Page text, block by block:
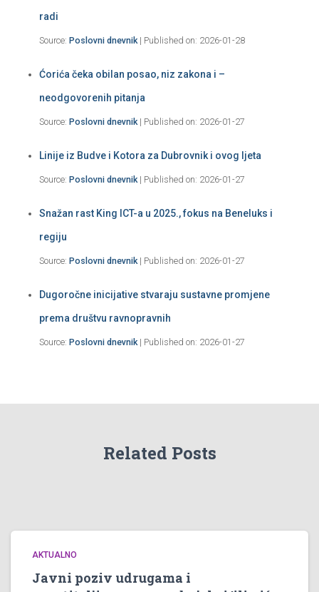
radi
Source: Poslovni dnevnik Published on: 2026-01-28
Ćorića čeka obilan posao, niz zakona i –
neodgovorenih pitanja
Source: Poslovni dnevnik Published on: 2026-01-27
Linije iz Budve i Kotora za Dubrovnik i ovog ljeta
Source: Poslovni dnevnik Published on: 2026-01-27
Snažan rast King ICT-a u 2025., fokus na Beneluks i
regiju
Source: Poslovni dnevnik Published on: 2026-01-27
Dugoročne inicijative stvaraju sustavne promjene
prema društvu ravnopravnih
Source: Poslovni dnevnik Published on: 2026-01-27
Related Posts
AKTUALNO
Javni poziv udrugama i